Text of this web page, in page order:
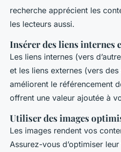
recherche apprécient les
les lecteurs aussi.
Insérer des liens internes
Les liens internes (vers
et les liens externes (vers
améliorent le référencement
offrent une valeur ajoutée à
Utiliser des images
Les images rendent vos
Assurez-vous d’optimiser